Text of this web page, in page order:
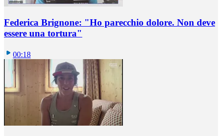
Federica Brignone: "Ho parecchio dolore. Non deve
essere una tortura"
00:18